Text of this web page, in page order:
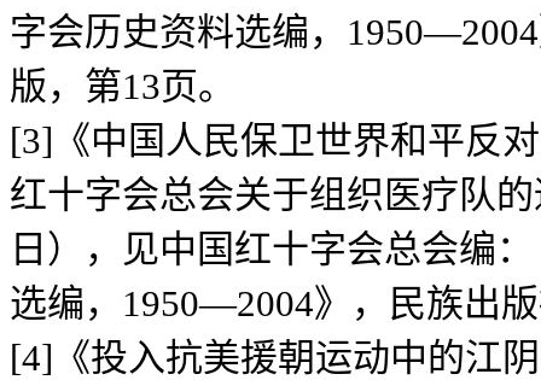
字会历史资料选编，
版，第13页。
[3]《中国人民保卫世界和平反
红十字会总会关于组织医疗队
日），见中国红十字会总会编
选编，1950—2004》，民族出
[4]《投入抗美援朝运动中的江